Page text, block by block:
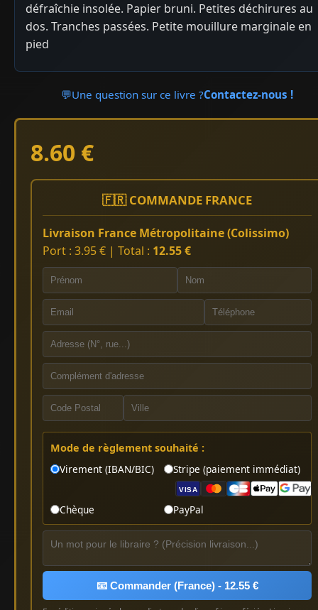
défraîchie insolée. Papier bruni. Petites déchirures au
dos. Tranches passées. Petite mouillure marginale en
pied
💬Une question sur ce livre ?Contactez-nous !
8.60 €
🇫🇷 COMMANDE FRANCE
Livraison France Métropolitaine (Colissimo)
Port : 3.95 € | Total : 12.55 €
Mode de règlement souhaité :
Virement (IBAN/BIC)
Stripe (paiement immédiat)
VISA
Chèque PayPal
📧 Commander (France) - 12.55 €